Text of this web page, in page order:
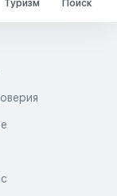
Туризм Поиск